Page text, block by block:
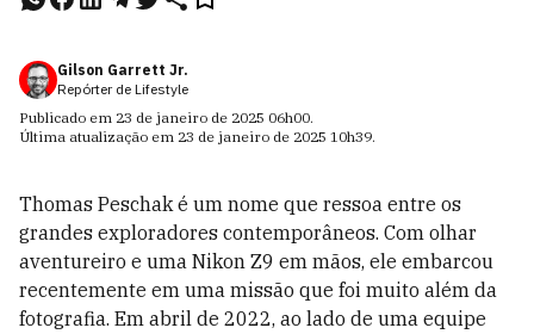
Gilson Garrett Jr.
Repórter de Lifestyle
Publicado em 23 de janeiro de 2025 06h00.
Última atualização em 23 de janeiro de 2025 10h39.
Thomas Peschak é um nome que ressoa entre os
grandes exploradores contemporâneos. Com olhar
aventureiro e uma Nikon Z9 em mãos, ele embarcou
recentemente em uma missão que foi muito além da
fotografia. Em abril de 2022, ao lado de uma equipe